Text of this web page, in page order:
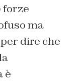
forze
ma
dire che
è